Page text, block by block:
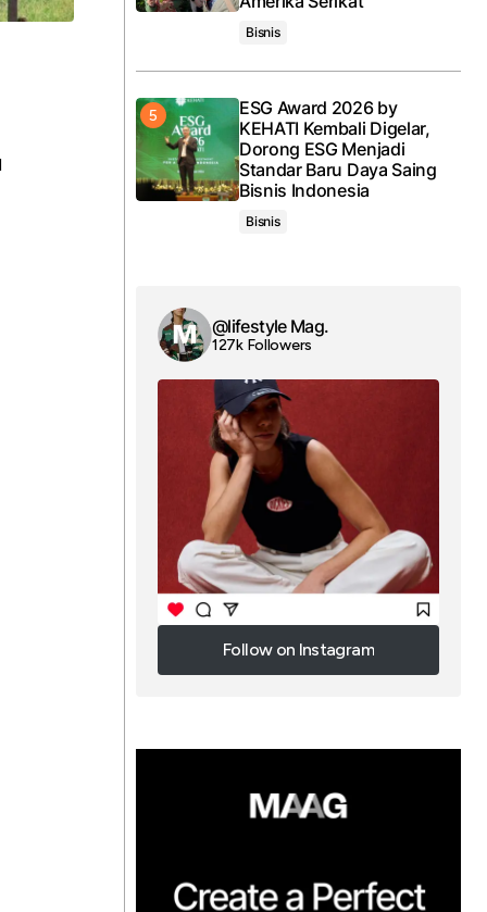
Bisnis
ESG Award 2026 by
KEHATI Kembali Digelar,
Dorong ESG Menjadi
Standar Baru Daya Saing
Bisnis Indonesia
Bisnis
@lifestyle Mag.
127k Followers
Follow on Instagram
Follow on Instagram